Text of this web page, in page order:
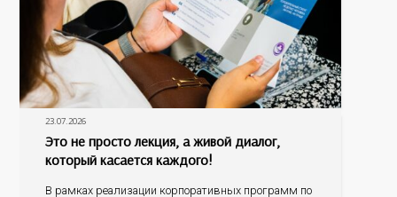
23.07.2026
Это не просто лекция, а живой диалог,
который касается каждого!
В рамках реализации корпоративных программ по